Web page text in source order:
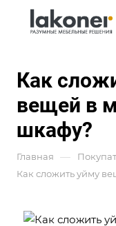
Как
вещей в
шкафу?
Главная —
Как сложить уйму